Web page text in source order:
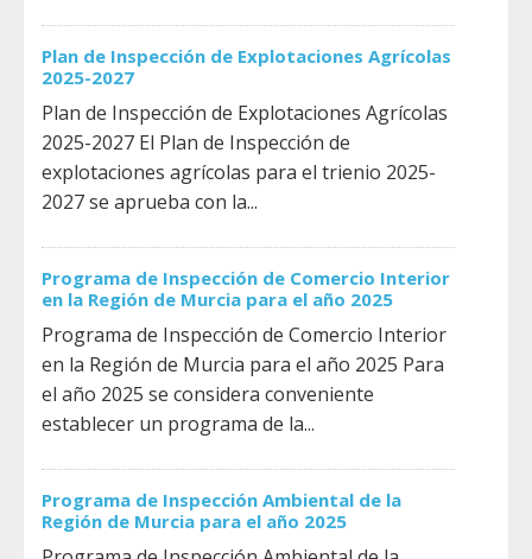
Plan de Inspección de Explotaciones Agrícolas
2025-2027
Plan de Inspección de Explotaciones Agrícolas
2025-2027 El Plan de Inspección de
explotaciones agrícolas para el trienio 2025-
2027 se aprueba con la...
Programa de Inspección de Comercio Interior
en la Región de Murcia para el año 2025
Programa de Inspección de Comercio Interior
en la Región de Murcia para el año 2025 Para
el año 2025 se considera conveniente
establecer un programa de la...
Programa de Inspección Ambiental de la
Región de Murcia para el año 2025